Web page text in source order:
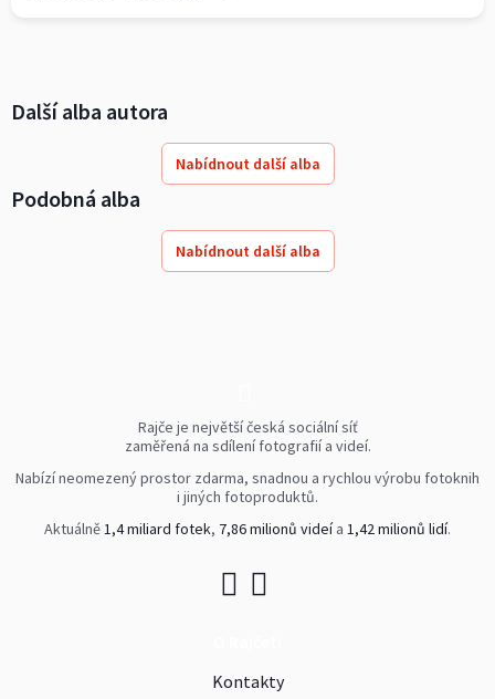
Další alba autora
Nabídnout další alba
Podobná alba
Nabídnout další alba
Rajče je největší česká sociální síť
zaměřená na sdílení fotografií a videí.
Nabízí neomezený prostor zdarma, snadnou a rychlou výrobu fotoknih
i jiných fotoproduktů.
Aktuálně1,4 miliard fotek, 7,86 milionů videía 1,42 milionů lidí.
Kontakty